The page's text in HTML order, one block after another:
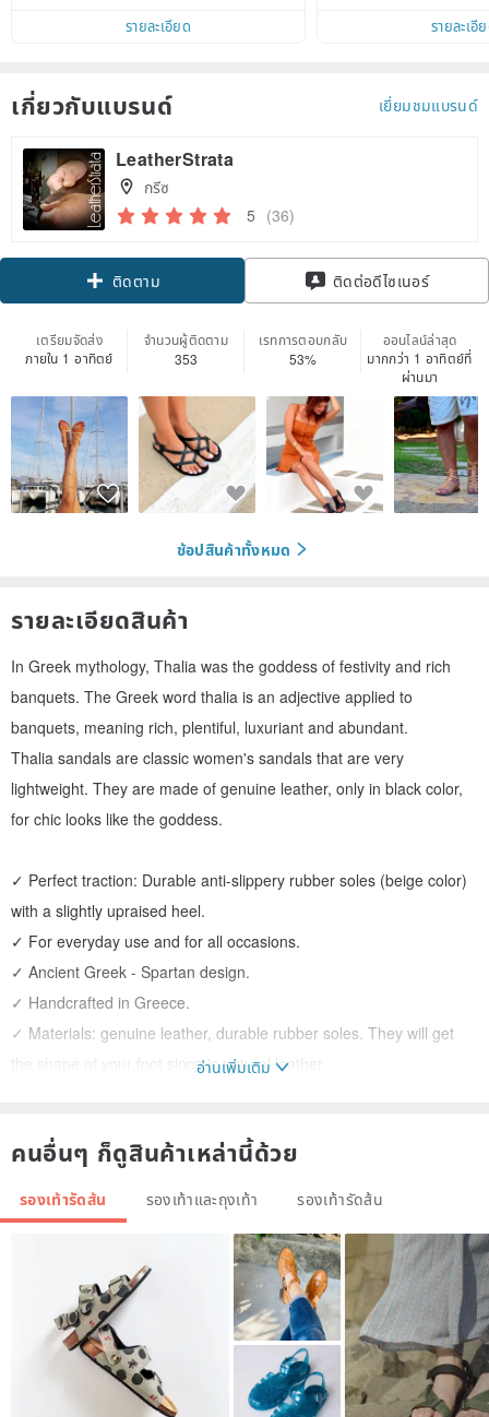
รายละเอียด
รายละเอี
เกี่ยวกับแบรนด์ เยี่ยมชมแบรนด์
LeatherStrata
กรีซ
5 (36)
ติดต่อดีไซเนอร์
เตรียมจัดส่ง
ภายใน 1 อาทิตย์
จำนวนผู้ติดตาม
353
เรทการตอบกลับ
53%
ออนไลน์ล่าสุด
มากกว่า 1 อาทิตย์ที่
ผ่านมา
ช้อปสินค้าทั้งหมด
รายละเอียดสินค้า
In Greek mythology, Thalia was the goddess of festivity and rich
banquets. The Greek word thalia is an adjective applied to
banquets, meaning rich, plentiful, luxuriant and abundant.
Thalia sandals are classic women's sandals that are very
lightweight. They are made of genuine leather, only in black color,
for chic looks like the goddess.
✓ Perfect traction: Durable anti-slippery rubber soles (beige color)
with a slightly upraised heel.
✓ For everyday use and for all occasions.
✓ Ancient Greek - Spartan design.
✓ Handcrafted in Greece.
✓ Materials: genuine leather, durable rubber soles. They will get
the shape of your foot since is natural leather.
getting them wet in sea water because they will get very stiff. There
• SANDALS – THE PERFECT SUMMER SHOE:
Sandals are among the oldest forms of shoes in the world. The
word "sandals" creates an association for airy and light summer
footwear that is attached to the leg with straps. Ancient Greek
leather sandals are inspired by ancient Greek mythology, while
today there are models in different colors and shapes. Some of the
อ่านเพิ่มเติม
คนอื่นๆ ก็ดูสินค้าเหล่านี้ด้วย
รองเท้ารัดส้น รองเท้าและถุงเท้า รองเท้ารัดส้น